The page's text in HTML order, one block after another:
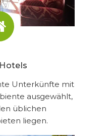
Unterkünfte mit
ausgewählt,
üblichen
liegen.